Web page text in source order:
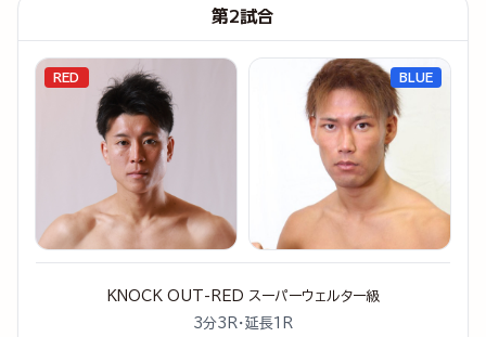
第2試合
RED
KNOCK OUT-RED スーパーウェルター級
3分3R・延長1R
BLUE